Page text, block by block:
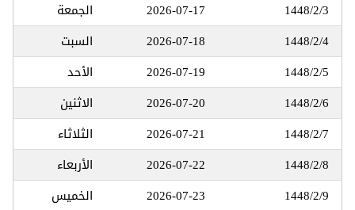
1448/2/3
2026-07-17
الجمعة
1448/2/4
2026-07-18
السبت
1448/2/5
2026-07-19
الأحد
1448/2/6
2026-07-20
الاثنين
1448/2/7
2026-07-21
الثلاثاء
1448/2/8
2026-07-22
الأربعاء
1448/2/9
2026-07-23
الخميس